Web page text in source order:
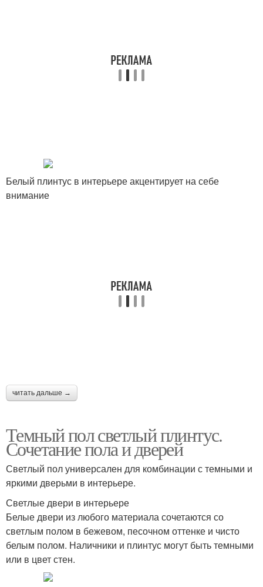
Белый плинтус в интерьере акцентирует на себе
внимание
читать дальше →
Темный пол светлый плинтус.
Сочетание пола и дверей
Светлый пол универсален для комбинации с темными и
яркими дверьми в интерьере.
Светлые двери в интерьере
Белые двери из любого материала сочетаются со
светлым полом в бежевом, песочном оттенке и чисто
белым полом. Наличники и плинтус могут быть темными
или в цвет стен.